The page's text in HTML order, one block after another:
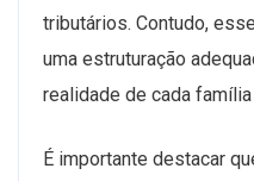
tributários. Contudo,
uma estruturação
realidade de cada
É importante destacar